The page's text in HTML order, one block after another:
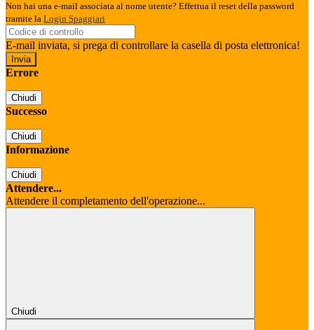
Non hai una e-mail associata al nome utente? Effettua il reset della password
tramite la Login Spaggiari
E-mail inviata, si prega di controllare la casella di posta elettronica!
Errore
Chiudi
Successo
Chiudi
Informazione
Chiudi
Attendere...
Attendere il completamento dell'operazione...
Chiudi